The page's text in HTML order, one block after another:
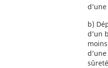
b)
d’un
sûreté